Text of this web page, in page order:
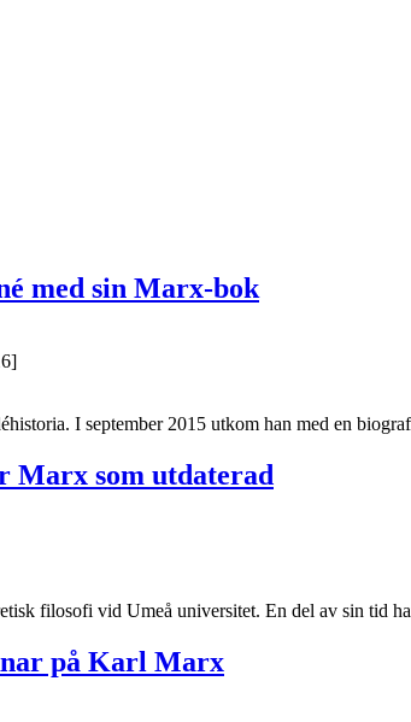
med sin Marx-bok
I september 2015 utkom han med en
Marx som utdaterad
filosofi vid Umeå universitet. En del av sin tid
på Karl Marx